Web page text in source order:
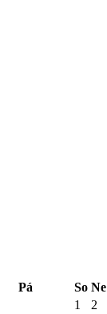
Pá So Ne
1
2